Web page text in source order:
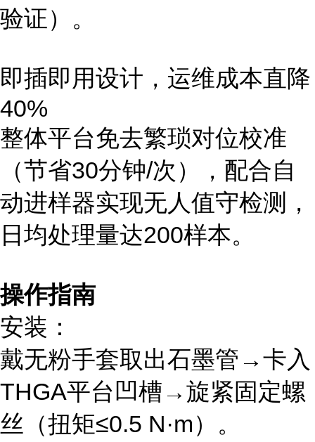
验证）。
即插即用设计，运维成本直降
40%
整体平台免去繁琐对位校准
（节省30分钟/次），配合自
动进样器实现无人值守检测，
日均处理量达200样本。
操作指南
安装：
戴无粉手套取出石墨管→卡入
THGA平台凹槽→旋紧固定螺
丝（扭矩≤0.5 N·m）。